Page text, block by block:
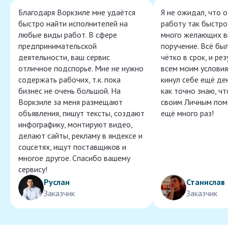
Благодаря Воркзиле мне удаётся
быстро найти исполнителей на
любые виды работ. В сфере
предпринимательской
деятельности, ваш сервис
отличное подспорье. Мне не нужно
содержать рабочих, т.к. пока
бизнес не очень большой. На
Воркзиле за меня размещают
объявления, пишут тексты, создают
инфографику, монтируют видео,
делают сайты, рекламу в яндексе и
соцсетях, ищут поставщиков и
многое другое. Спасибо вашему
сервису!
Руслан
Заказчик
Я не ожидал, что
работу так
много желающих
поручение. Всё
чётко в срок, и
всем моим
кинул себе ещё
как точно знаю,
своим Личным
ещё много раз!
Станислав
Заказчик